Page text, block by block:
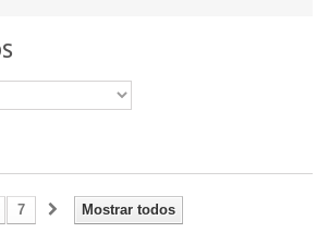
Mostrar todos
7